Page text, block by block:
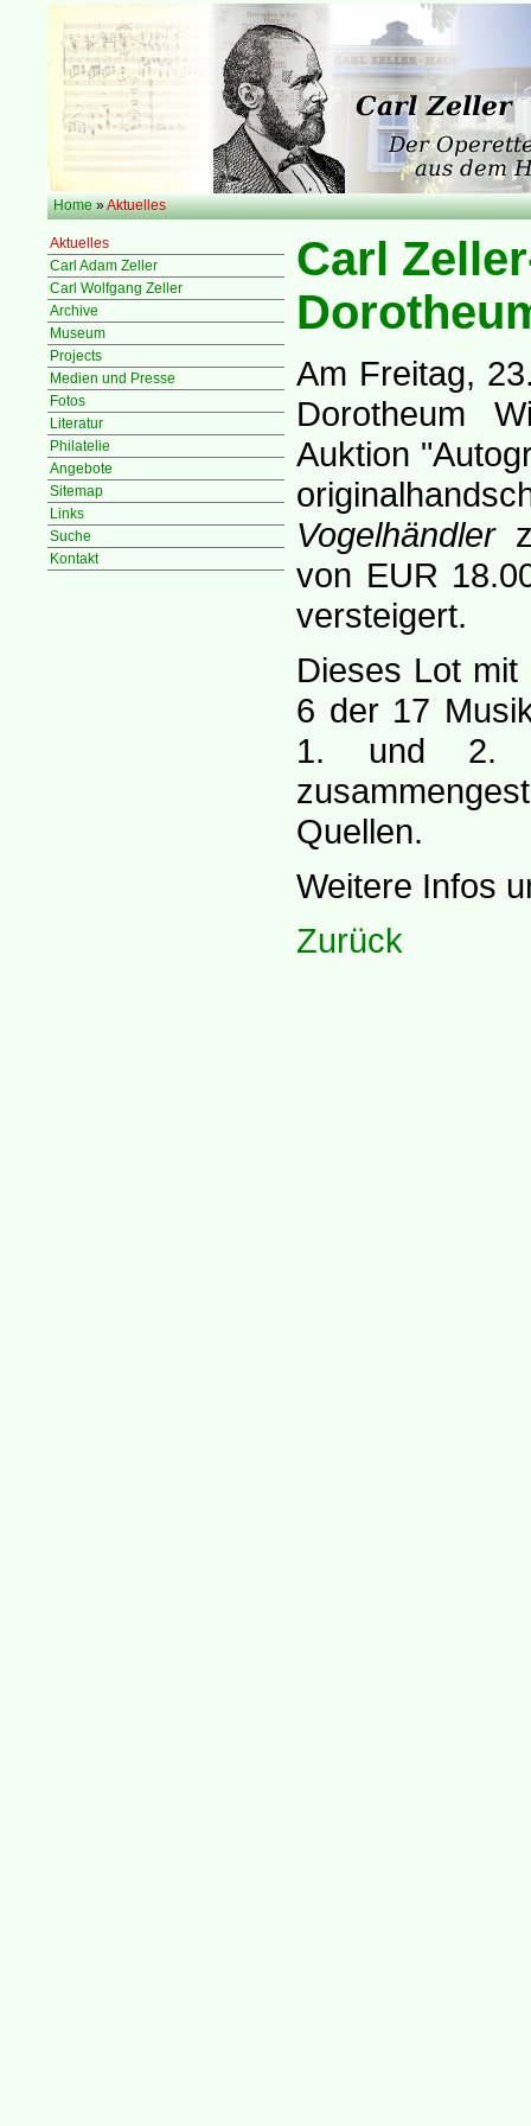
Home »Aktuelles
Aktuelles
Carl Adam Zeller
Carl Wolfgang Zeller
Archive
Museum
Projects
Medien und Presse
Fotos
Literatur
Philatelie
Angebote
Sitemap
Links
Suche
Kontakt
Carl
Am Freitag,
Dorotheum
Auktion
Vogelhändler
von EUR
versteigert.
Dieses Lot mit
6 der 17
1. und 2.
Quellen.
Weitere Infos
Zurück